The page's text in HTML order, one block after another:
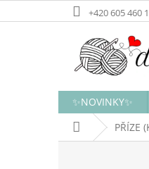
na
+420 605 460
✨NOVINKY✨
Domů PŘÍZE